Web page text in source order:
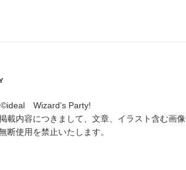
Wizard’s Party!
載内容につきまして、文章、イラスト含む画
断使用を禁止いたします。